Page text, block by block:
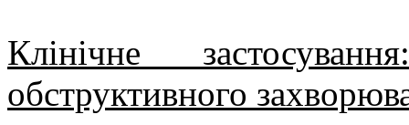
Клінічне
обструктивного